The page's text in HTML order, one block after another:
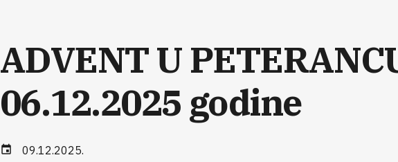
ADVENT U
06.12.2025 godine
event 09.12.2025.